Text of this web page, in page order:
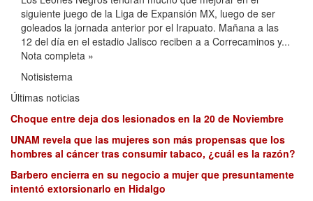
siguiente juego de la Liga de Expansión MX, luego de ser
goleados la jornada anterior por el Irapuato. Mañana a las
12 del día en el estadio Jalisco reciben a a Correcaminos y...
Nota completa »
Notisistema
Últimas noticias
Choque entre deja dos lesionados en la 20 de Noviembre
UNAM revela que las mujeres son más propensas que los
hombres al cáncer tras consumir tabaco, ¿cuál es la razón?
Barbero encierra en su negocio a mujer que presuntamente
intentó extorsionarlo en Hidalgo